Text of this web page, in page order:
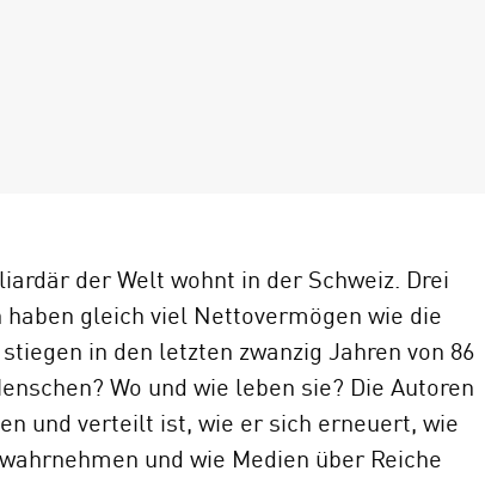
der Welt wohnt in der Schweiz. Drei
gleich viel Nettovermögen wie die
in den letzten zwanzig Jahren von 86
Wo und wie leben sie? Die Autoren
und verteilt ist, wie er sich erneuert, wie
und wie Medien über Reiche